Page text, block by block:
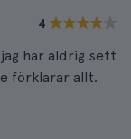
4
har aldrig sett
förklarar allt.